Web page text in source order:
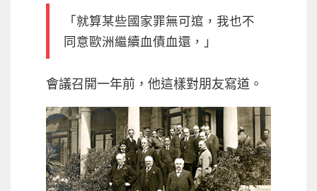
「就算某些國家罪無可逭，我也不
同意歐洲繼續血債血還，」
會議召開一年前，他這樣對朋友寫道。